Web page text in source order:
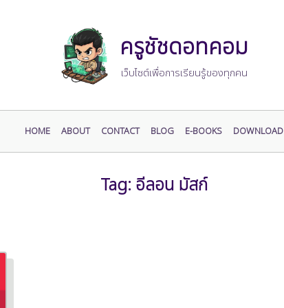
ครูชัชดอทคอม
เว็บไซต์เพื่อการเรียนรู้ของทุกคน
HOME ABOUT CONTACT BLOG E-BOOKS DOWNLOAD
Tag: อีลอน มัสก์